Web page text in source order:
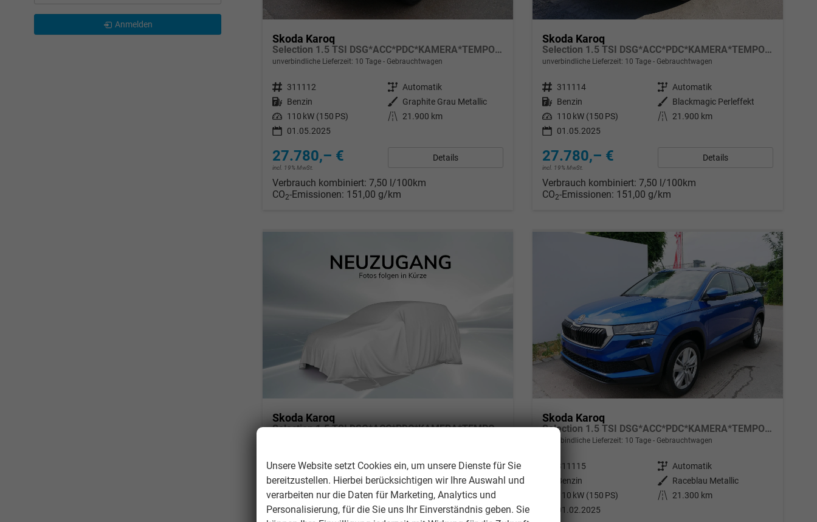
Skoda Karoq
Selection 1.5 TSI DSG*ACC*PDC*KAMERA*TEMPOMAT*LED*SMARTLINK*KLIMA*RADIO*17-ZOLL
unverbindliche Lieferzeit: 10 Tage Gebrauchtwagen
Fahrzeugnr. 311112 Getriebe Automatik
Kraftstoff Benzin Außenfarbe
Graphite Grau Metallic
Leistung 110 kW (150 PS) Kilometerstand
21.900 km
01.05.2025
27.780,– €
incl. 19% MwSt.
Details
Verbrauch kombiniert: 7,50 l/100km
CO2-Emissionen: 151,00 g/km
Skoda Karoq
Selection 1.5 TSI DSG*ACC*PDC*KAMERA*TEMPOMAT*LED*SMARTLINK*KLIMA*RADIO*17-ZOLL
unverbindliche Lieferzeit: 10 Tage Gebrauchtwagen
Fahrzeugnr. 311114 Getriebe Automatik
Kraftstoff Benzin Außenfarbe
Blackmagic Perleffekt
Leistung 110 kW (150 PS) Kilometerstand
21.900 km
01.05.2025
27.780,– €
incl. 19% MwSt.
Details
Verbrauch kombiniert: 7,50 l/100km
CO2-Emissionen: 151,00 g/km
Skoda Karoq
Selection 1.5 TSI DSG*ACC*PDC*KAMERA*TEMPOMAT*LED*SMARTLINK*KLIMA*RADIO*17-ZOLL
Fahrzeugnr. 311955 Getriebe Automatik
Kraftstoff Benzin Außenfarbe Blackmagic Perleffekt
Leistung 110 kW (150 PS) Kilometerstand 29.000 km
01.04.2025
Skoda Karoq
Selection 1.5 TSI DSG*ACC*PDC*KAMERA*TEMPOMAT*LED*SMARTLINK*KLIMA*RADIO*17-ZOLL
unverbindliche Lieferzeit: 10 Tage Gebrauchtwagen
311115 Getriebe Automatik
Benzin Außenfarbe
Raceblau Metallic
110 kW (150 PS) Kilometerstand
21.300 km
01.02.2025
Anmelden
Unsere Website setzt Cookies ein, um unsere Dienste für Sie
bereitzustellen. Hierbei berücksichtigen wir Ihre Auswahl und
verarbeiten nur die Daten für Marketing, Analytics und
Personalisierung, für die Sie uns Ihr Einverständnis geben. Sie